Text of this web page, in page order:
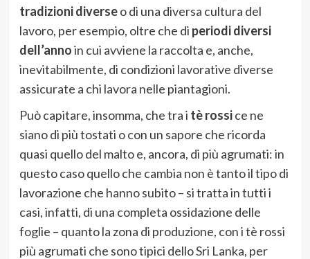
tradizioni diverseo di una diversa cultura del
lavoro, per esempio, oltre che di periodi diversi
dell’annoin cui avviene la raccolta e, anche,
inevitabilmente, di condizioni lavorative diverse
assicurate a chi lavora nelle piantagioni.
Può capitare, insomma, che tra i tè rossice ne
siano di più tostati o con un sapore che ricorda
quasi quello del malto e, ancora, di più agrumati: in
questo caso quello che cambia non è tanto il tipo di
lavorazione che hanno subito – si tratta in tutti i
casi, infatti, di una completa ossidazione delle
foglie – quanto la zona di produzione, con i tè rossi
più agrumati che sono tipici dello Sri Lanka, per